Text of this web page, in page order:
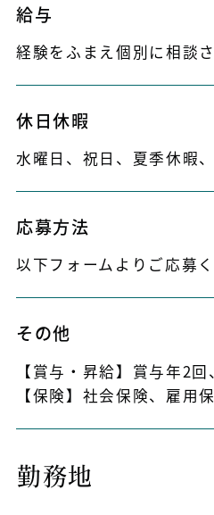
給与
経験をふまえ個別に相談
休日休暇
水曜日、祝日、夏季休暇
応募方法
以下フォームよりご応募く
その他
【賞与・昇給】賞与年2
【保険】社会保険、雇用
勤務地